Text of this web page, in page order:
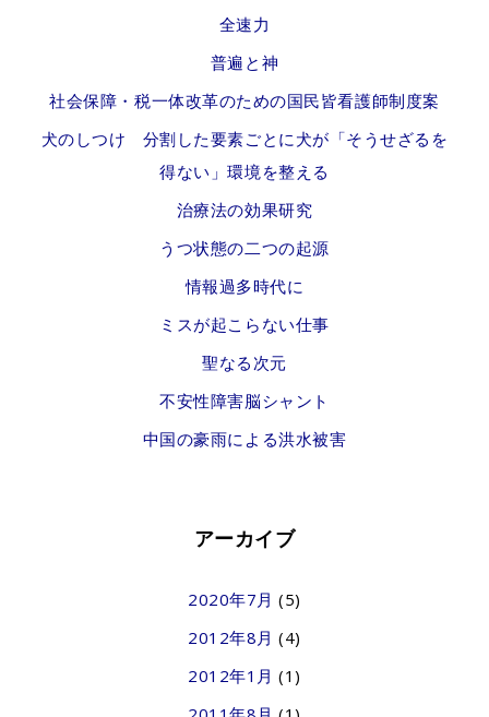
全速力
普遍と神
社会保障・税一体改革のための国民皆看護師制度案
犬のしつけ 分割した要素ごとに犬が「そうせざるを
得ない」環境を整える
治療法の効果研究
うつ状態の二つの起源
情報過多時代に
ミスが起こらない仕事
聖なる次元
不安性障害脳シャント
中国の豪雨による洪水被害
アーカイブ
2020年7月 (5)
2012年8月 (4)
2012年1月 (1)